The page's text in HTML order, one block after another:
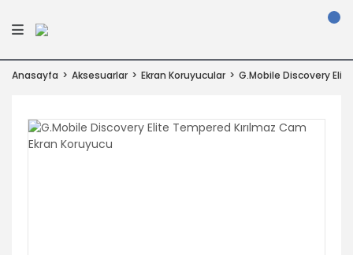
Anasayfa Aksesuarlar Ekran Koruyucular G.Mobile Discovery